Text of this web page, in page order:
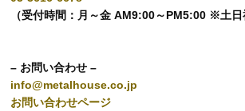
（受付時間：月～金 AM9:00～PM5:00 ※土日
– お問い合わせ –
info@metalhouse.co.jp
お問い合わせページ